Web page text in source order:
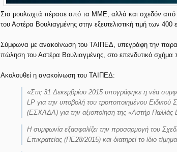
Στα μουλωχτά πέρασε από τα ΜΜΕ, αλλά και σχεδόν από
του Αστέρα Βουλιαγμένης στην εξευτελιστική τιμή των
Σύμφωνα με ανακοίνωση του ΤΑΙΠΕΔ, υπεγράφη την
πώληση του Αστέρα Βουλιαγμένης, στο επενδυτικό σχήμα
Ακολουθεί η ανακοίνωση του ΤΑΙΠΕΔ:
«Στις 31 Δεκεμβρίου 2015 υπογράφηκε η νέα
LP για την υποβολή του τροποποιημένου Ειδικού
(ΕΣΧΑΔΑ) για την αξιοποίηση της «Αστήρ Παλλάς
Η συμφωνία εξασφαλίζει την προσαρμογή του
Επικρατείας (ΠΕ28/2015) και διατηρεί το ίδιο